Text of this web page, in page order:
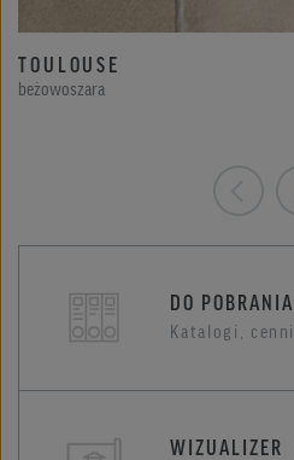
TOULOUSE
beżowoszara
DO POBRANIA
Katalogi,
WIZUALIZER